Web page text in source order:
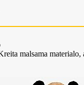
malsama